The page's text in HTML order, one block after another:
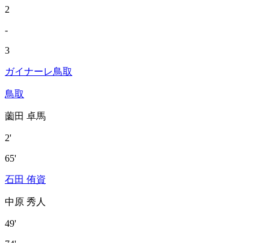
2
-
3
ガイナーレ鳥取
鳥取
薗田 卓馬
2'
65'
石田 侑資
中原 秀人
49'